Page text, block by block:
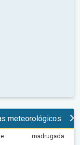
meteorológicos
madrugada